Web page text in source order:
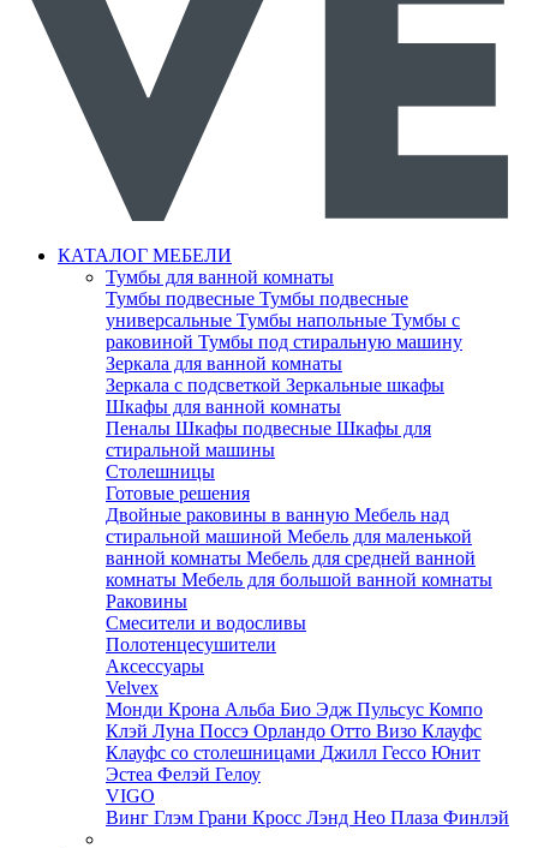
КАТАЛОГ МЕБЕЛИ
Тумбы для ванной комнаты
Тумбы подвесные Тумбы подвесные
универсальные Тумбы напольные Тумбы с
раковиной Тумбы под стиральную машину
Зеркала для ванной комнаты
Зеркала с подсветкой Зеркальные шкафы
Шкафы для ванной комнаты
Пеналы Шкафы подвесные Шкафы для
стиральной машины
Столешницы
Готовые решения
Двойные раковины в ванную Мебель над
стиральной машиной Мебель для маленькой
ванной комнаты Мебель для средней ванной
комнаты Мебель для большой ванной комнаты
Раковины
Смесители и водосливы
Полотенцесушители
Аксессуары
Velvex
Монди Крона Альба Био Эдж Пульсус Компо
Клэй Луна Поссэ Орландо Отто Визо Клауфс
Клауфс со столешницами Джилл Гессо Юнит
Эстеа Фелэй Гелоу
VIGO
Винг Глэм Грани Кросс Лэнд Нео Плаза Финлэй